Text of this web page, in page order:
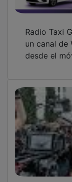
Cogolludo
El viaje de
años (I)